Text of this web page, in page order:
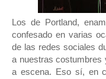
Los de Portland,
confesado en varias
de las redes sociales
a nuestras costumbres
a escena. Eso sí, en